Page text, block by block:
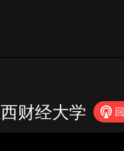
财经大学